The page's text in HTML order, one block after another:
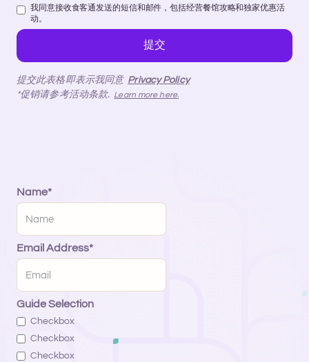
我同意接收食客通发送的短信和邮件，包括经营餐馆攻略和独家优惠活
动。
提交此表格即表示我同意 Privacy Policy
*促销请参考活动条款. Learn more here.
Name*
Email Address*
Guide Selection
Checkbox
Checkbox
Checkbox